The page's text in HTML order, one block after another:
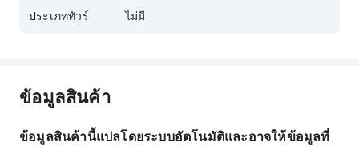
ประเภททัวร์ ไม่มี
ข้อมูลสินค้า
ข้อมูลสินค้านี้แปลโดยระบบอัตโนมัติและอาจให้ข้อมูลที่